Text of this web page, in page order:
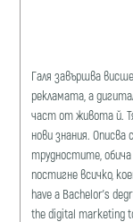
Галя завършва
рекламата, a
част от живота й.
нови знания. Описва
трудностите,
постигне всичко,
have a Bachelor's
the digital marketing